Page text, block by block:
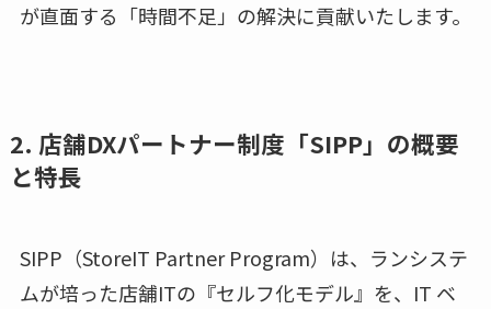
が直面する「時間不足」の解決に貢献いたします。
2. 店舗DXパートナー制度「SIPP」の概要
と特長
SIPP（StoreIT Partner Program）は、ランシステ
ムが培った店舗ITの『セルフ化モデル』を、IT ベ